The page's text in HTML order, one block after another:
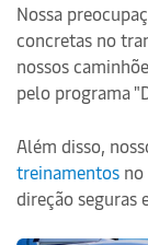
Nossa
concretas no
nossos
pelo programa
Além disso,
treinamentos no
direção seguras